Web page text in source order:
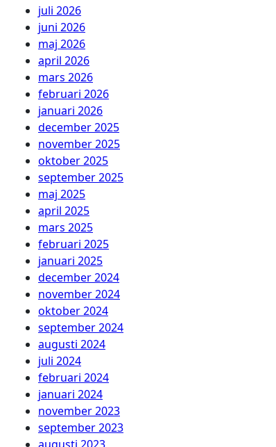
juli 2026
juni 2026
maj 2026
april 2026
mars 2026
februari 2026
januari 2026
december 2025
november 2025
oktober 2025
september 2025
maj 2025
april 2025
mars 2025
februari 2025
januari 2025
december 2024
november 2024
oktober 2024
september 2024
augusti 2024
juli 2024
februari 2024
januari 2024
november 2023
september 2023